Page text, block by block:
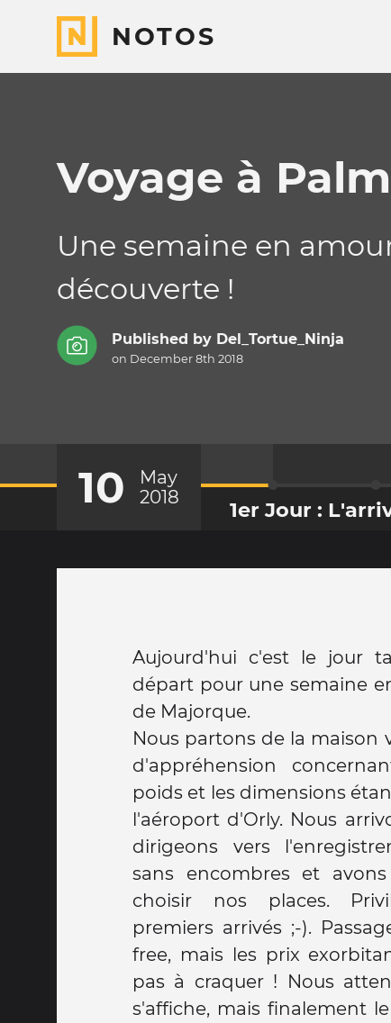
NOTOS
Voyage à
Une semaine en
découverte !
Published by Del_Tortue_Ninja
on December 8th 2018
10
May
2018
1er Jour :
Aujourd'hui c'est le jour
départ pour une semaine
de Majorque.
Nous partons de la maison
d'appréhension
poids et les dimensions
l'aéroport d'Orly. Nous
dirigeons vers
sans encombres et
choisir nos places.
premiers arrivés ;-).
free, mais les prix
pas à craquer ! Nous
s'affiche, mais finalement
peu juste pour le diner mais
enregistrons a l'accueil,
récupérons les clefs du
diner. Guillaume demande
chef pour que je puisse
Sene le chef cuisinier
suis allergique et
non manger, il est aux
venir le voir chaque jour.
rapide mais au moins on
filons ensuite découvrir